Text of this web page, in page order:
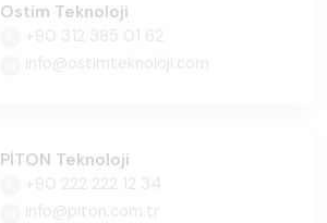
Ostim Teknoloji
+90 312 385 01 62
info@ostimteknoloji.com
PİTON Teknoloji
+90 222 222 12 34
info@piton.com.tr